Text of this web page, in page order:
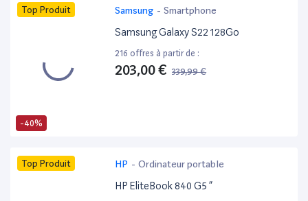
-40%
Top Produit Samsung - Smartphone
Samsung Galaxy S22 128Go
216 offres à partir de :
203,00 € 339,99 €
Top Produit HP - Ordinateur portable
HP EliteBook 840 G5 ”